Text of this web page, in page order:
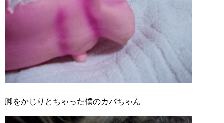
脚をかじりとちゃった僕のカバちゃん